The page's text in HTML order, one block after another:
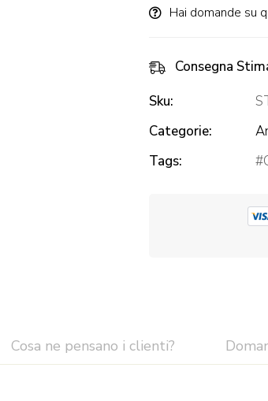
Hai domande su
Consegna
Sku:
Categorie:
Tags:
Cosa ne pensano i clienti?